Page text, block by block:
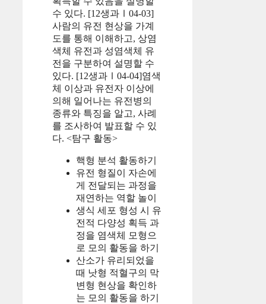
수 있다. [12생과Ⅰ04-03]
사람의 유전 현상을 가계
도를 통해 이해하고, 상염
색체 유전과 성염색체 유
전을 구분하여 설명할 수
있다. [12생과Ⅰ04-04]염색
체 이상과 유전자 이상에
의해 일어나는 유전병의
종류와 특징을 알고, 사례
를 조사하여 발표할 수 있
다. <탐구 활동>
핵형 분석 활동하기
유전 형질이 자손에
게 전달되는 과정을
재연하는 역할 놀이
생식 세포 형성 시 유
전적 다양성 획득 과
정을 염색체 모형으
로 모의 활동을 하기
산소가 유리되었을
때 낫형 적혈구의 막
변형 현상을 확인하
는 모의 활동을 하기